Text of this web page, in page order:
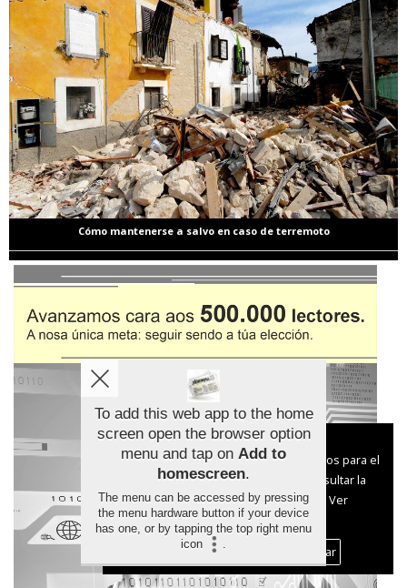
Cómo mantenerse a salvo en caso de terremoto
Aviso sobre el Uso de cookies:
Utilizamos cookies nuestras y de terceros para el
funcionamiento del digital. Puedes consultar la
lista de cookies y como desconectarlas.
Ver
nuestra Política de Privacidad y Cookies
Aceptar Cookies
Personalizar
To add this web app to the home
screen open the browser option
menu and tap on Add to
homescreen.
The menu can be accessed by pressing
the menu hardware button if your device
has one, or by tapping the top right menu
icon
.